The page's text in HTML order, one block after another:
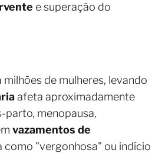
e superação do
de mulheres, levando
afeta aproximadamente
parto, menopausa,
vazamentos de
como "vergonhosa" ou indício